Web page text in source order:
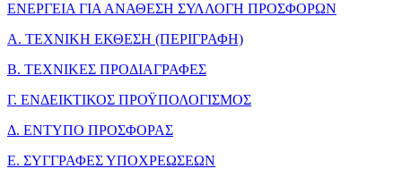
ΕΝΕΡΓΕΙΑ ΓΙΑ ΑΝΑΘΕΣΗ ΣΥΛΛΟΓΗ ΠΡΟΣΦΟΡΩΝ
Α. ΤΕΧΝΙΚΗ ΕΚΘΕΣΗ (ΠΕΡΙΓΡΑΦΗ)
Β. ΤΕΧΝΙΚΕΣ ΠΡΟΔΙΑΓΡΑΦΕΣ
Γ. ΕΝΔΕΙΚΤΙΚΟΣ ΠΡΟΫΠΟΛΟΓΙΣΜΟΣ
Δ. ΕΝΤΥΠΟ ΠΡΟΣΦΟΡΑΣ
Ε. ΣΥΓΓΡΑΦΕΣ ΥΠΟΧΡΕΩΣΕΩΝ